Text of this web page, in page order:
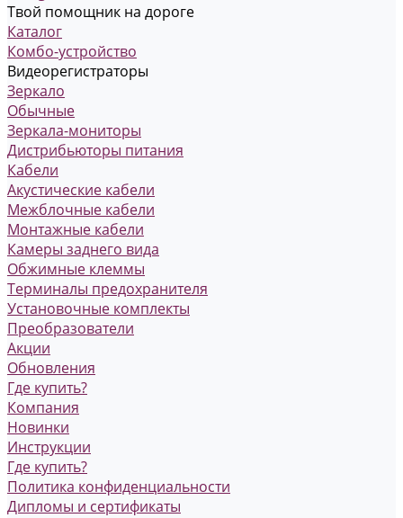
Твой помощник на дороге
Каталог
Комбо-устройство
Видеорегистраторы
Зеркало
Обычные
Зеркала-мониторы
Дистрибьюторы питания
Кабели
Акустические кабели
Межблочные кабели
Монтажные кабели
Камеры заднего вида
Обжимные клеммы
Терминалы предохранителя
Установочные комплекты
Преобразователи
Акции
Обновления
Где купить?
Компания
Новинки
Инструкции
Где купить?
Политика конфиденциальности
Дипломы и сертификаты